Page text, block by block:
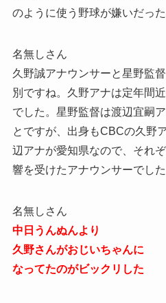
のように使う野球が嫌いだった
名無しさん
久野誠アナウンサーと星野監
別ですね。久野アナは定年間
でした。星野監督は渡辺宜嗣
とですが、出身もCBCの久野
辺アナが愛知県なので、それ
響を受けたアナウンサーでした
名無しさん
中日うんぬんより
久野さんがおじいちゃんに
なってたのがビックリした